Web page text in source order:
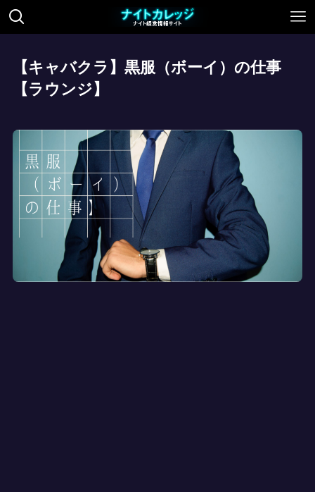
【キャバクラ】黒服（ボーイ）の仕事
【ラウンジ】